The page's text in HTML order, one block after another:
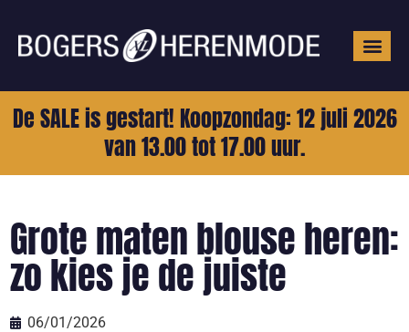
De SALE is gestart! Koopzondag: 12 juli 2026
van 13.00 tot 17.00 uur.
Grote maten blouse heren:
zo kies je de juiste
06/01/2026